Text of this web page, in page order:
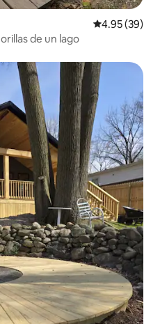
Calificación
4.95 (39)
de un lago